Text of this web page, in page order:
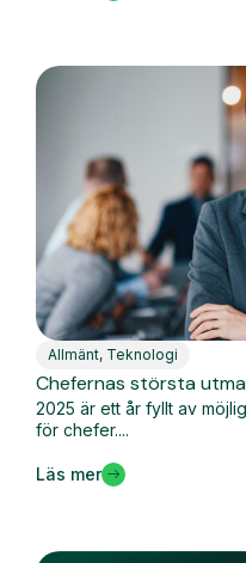
Allmänt, Teknologi
Chefernas största
2025 är ett år fyllt av
för chefer....
Läs mer